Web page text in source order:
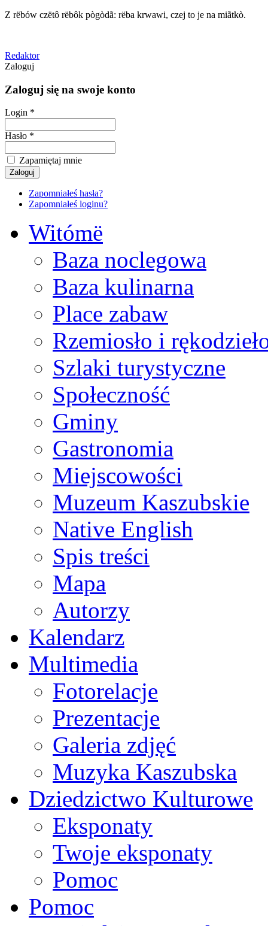
Z rëbów czëtô rëbôk pògòdã: rëba krwawi, czej to je na miãtkò.
Redaktor
Zaloguj
Zaloguj się na swoje konto
Login *
Hasło *
Zapamiętaj mnie
Zapomniałeś hasła?
Zapomniałeś loginu?
Witómë
Baza noclegowa
Baza kulinarna
Place zabaw
Rzemiosło i
Szlaki turystyczne
Społeczność
Gminy
Gastronomia
Miejscowości
Muzeum Kaszubskie
Native English
Spis treści
Mapa
Autorzy
Kalendarz
Multimedia
Fotorelacje
Prezentacje
Galeria zdjęć
Muzyka Kaszubska
Dziedzictwo Kulturowe
Eksponaty
Twoje eksponaty
Pomoc
Pomoc